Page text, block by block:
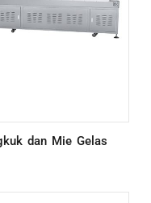
dan Mie Gelas